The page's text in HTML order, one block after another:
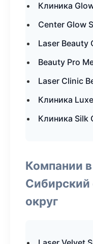
Клиника
Center Glow
Laser Beauty
Beauty Pro
Laser Clinic
Клиника
Клиника Silk
Компании
округ